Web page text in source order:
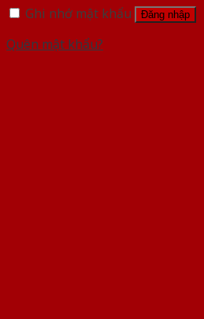
Ghi nhớ mật khẩu
Đăng nhập
Quên mật khẩu?